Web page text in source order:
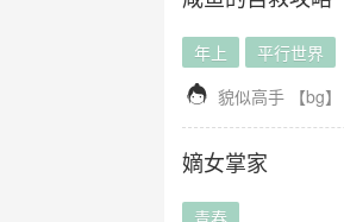
年上 平行世界
 貌似高手 【bg】
嫡女掌家
青春